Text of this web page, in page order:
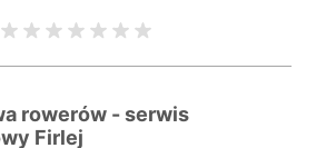
rowerów - serwis
Firlej